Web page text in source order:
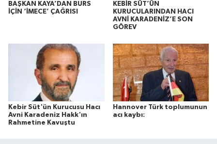
BAŞKAN KAYA’DAN BURS
İÇİN ‘İMECE’ ÇAĞRISI
KEBİR SÜT’ÜN
KURUCULARINDAN HACI
AVNİ KARADENİZ’E SON
GÖREV
Kebir Süt'ün Kurucusu Hacı
Avni Karadeniz Hakk'ın
Rahmetine Kavuştu
Hannover Türk toplumunun
acı kaybı: